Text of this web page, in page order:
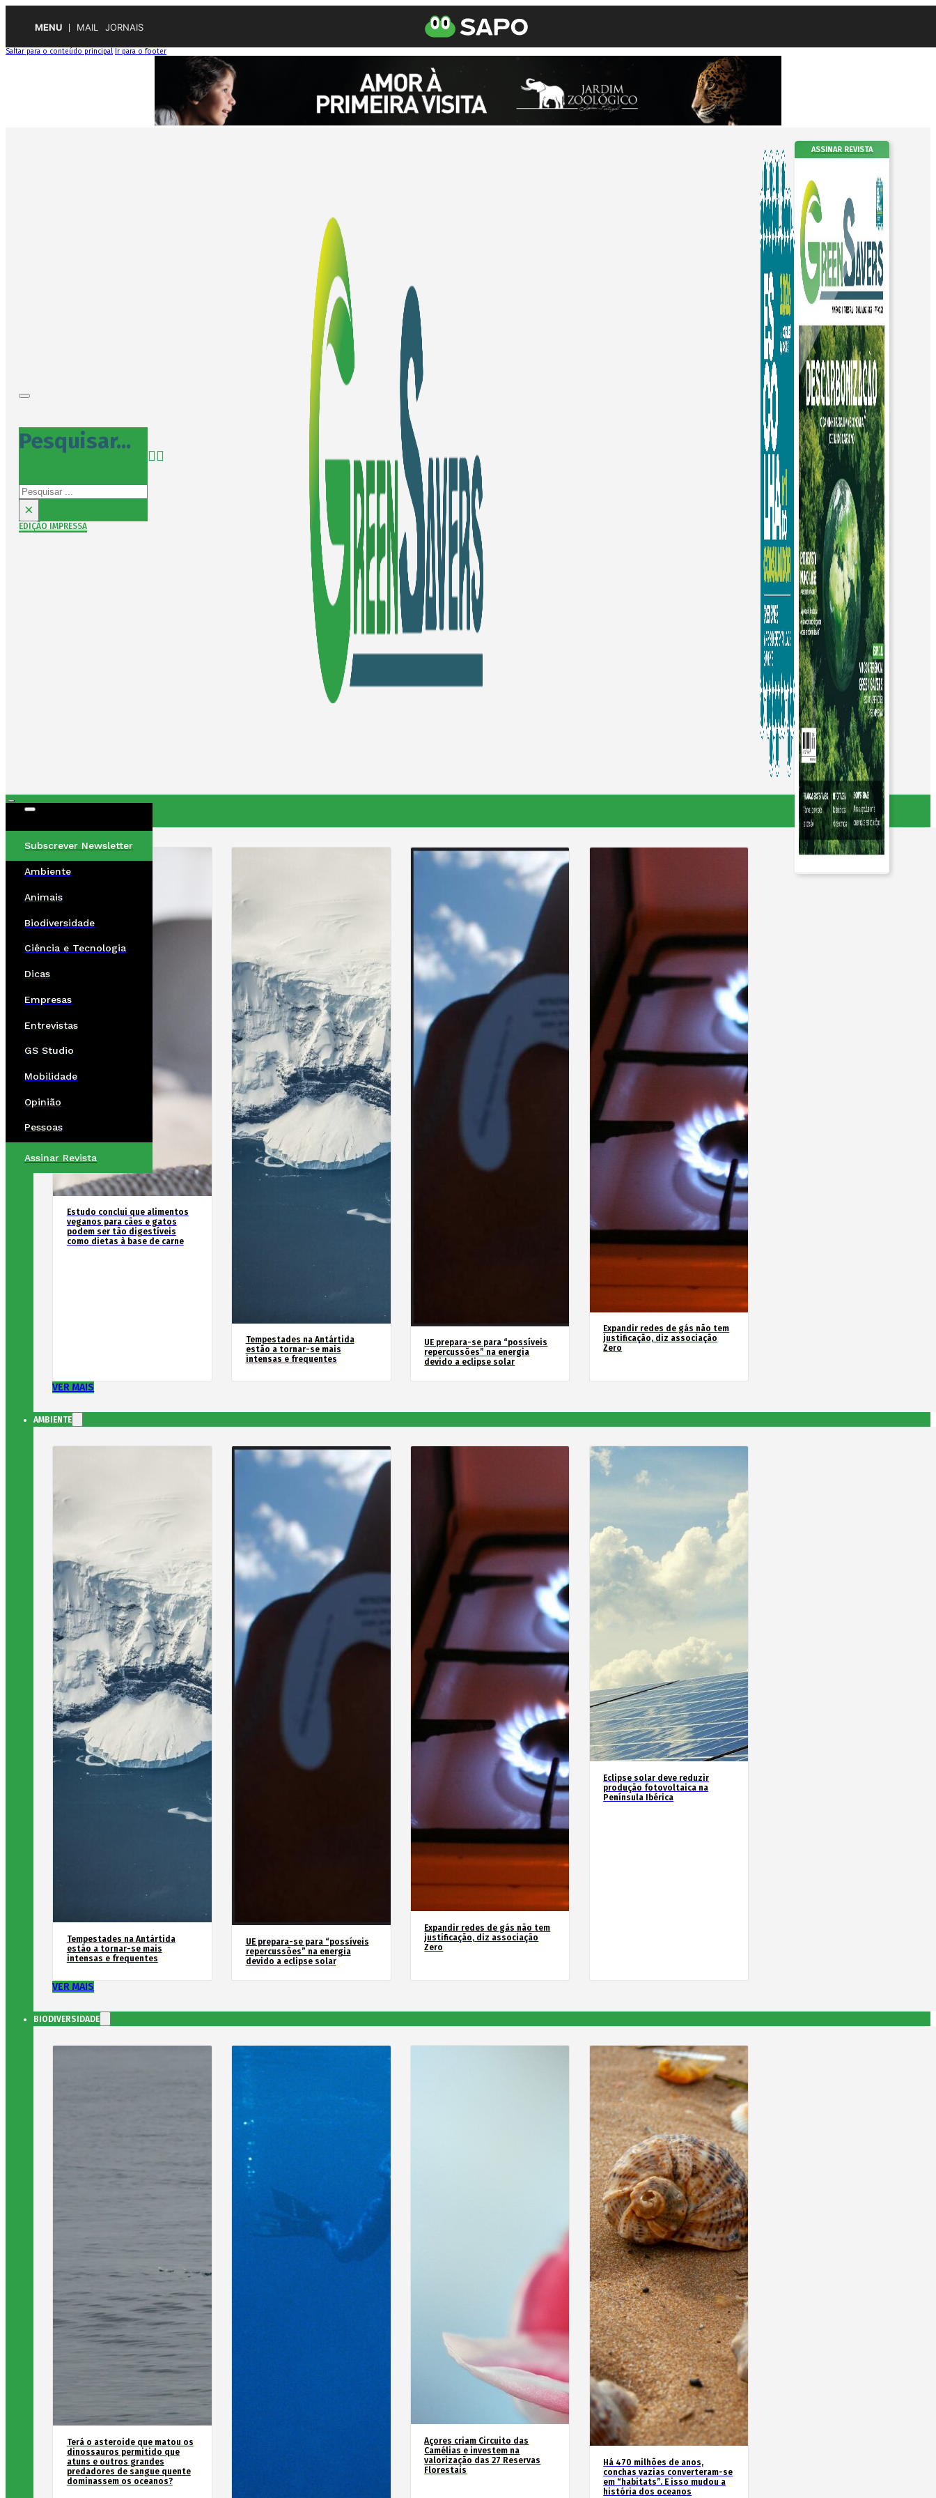
MENU MAIL JORNAIS
Saltar para o conteúdo principal Ir para o footer
Pesquisar...
Pesquisar
×
EDIÇÃO IMPRESSA
ASSINAR REVISTA
Subscrever Newsletter
Ambiente
Animais
Biodiversidade
Ciência e Tecnologia
Dicas
Empresas
Entrevistas
GS Studio
Mobilidade
Opinião
Pessoas
Assinar Revista
Estudo conclui que alimentos
veganos para cães e gatos
podem ser tão digestíveis
como dietas à base de carne
Tempestades na Antártida
estão a tornar-se mais
intensas e frequentes
UE prepara-se para “possíveis
repercussões” na energia
devido a eclipse solar
Expandir redes de gás não tem
justificação, diz associação
Zero
VER MAIS
AMBIENTE
Tempestades na Antártida
estão a tornar-se mais
intensas e frequentes
UE prepara-se para “possíveis
repercussões” na energia
devido a eclipse solar
Expandir redes de gás não tem
justificação, diz associação
Zero
Eclipse solar deve reduzir
produção fotovoltaica na
Península Ibérica
VER MAIS
BIODIVERSIDADE
Terá o asteroide que matou os
dinossauros permitido que
atuns e outros grandes
predadores de sangue quente
dominassem os oceanos?
Açores criam Circuito das
Camélias e investem na
valorização das 27 Reservas
Florestais
Há 470 milhões de anos,
conchas vazias converteram-se
em “habitats”. E isso mudou a
história dos oceanos